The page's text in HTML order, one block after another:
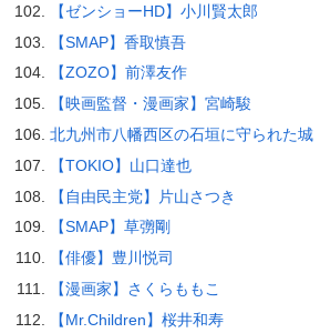
【ゼンショーHD】小川賢太郎
【SMAP】香取慎吾
【ZOZO】前澤友作
【映画監督・漫画家】宮崎駿
北九州市八幡西区の石垣に守られた城
【TOKIO】山口達也
【自由民主党】片山さつき
【SMAP】草彅剛
【俳優】豊川悦司
【漫画家】さくらももこ
【Mr.Children】桜井和寿